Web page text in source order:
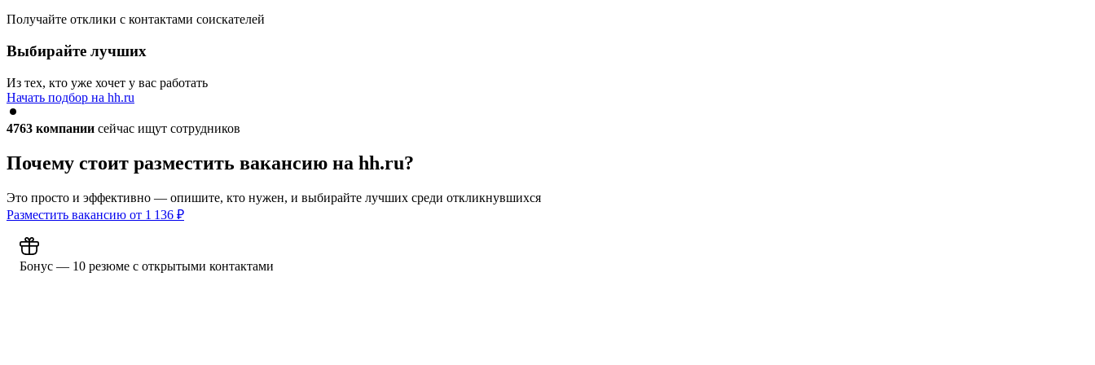
Получайте отклики с контактами соискателей
Выбирайте лучших
Из тех, кто уже хочет у вас работать
Начать подбор на hh.ru
4763 компании сейчас ищут сотрудников
Почему стоит разместить вакансию на hh.ru?
Это просто и эффективно — опишите, кто нужен, и выбирайте лучших среди откликнувшихся
Разместить вакансию от 1 136 ₽
Бонус — 10 резюме с открытыми контактами